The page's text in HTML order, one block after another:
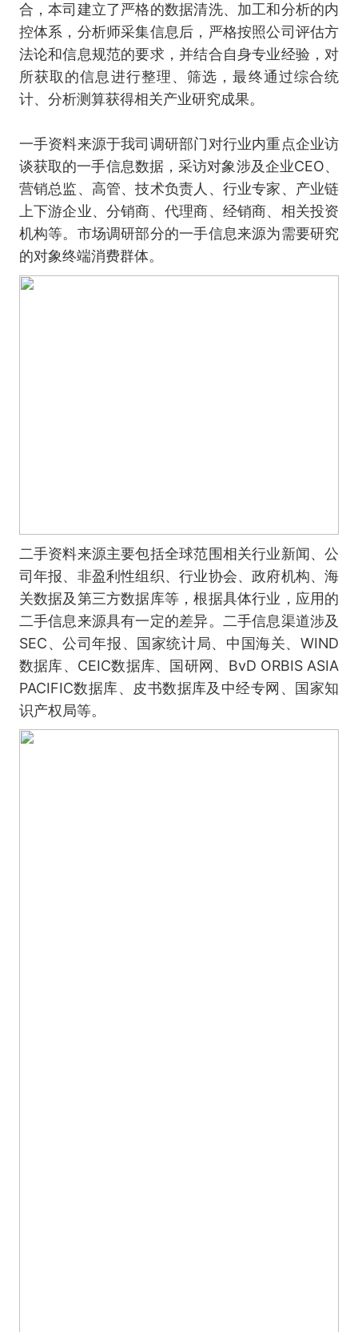
合，本司建立了严格的数据清洗、加工和分析的内
控体系，分析师采集信息后，严格按照公司评估方
法论和信息规范的要求，并结合自身专业经验，对
所获取的信息进行整理、筛选，最终通过综合统
计、分析测算获得相关产业研究成果。
一手资料来源于我司调研部门对行业内重点企业访
谈获取的一手信息数据，采访对象涉及企业CEO、
营销总监、高管、技术负责人、行业专家、产业链
上下游企业、分销商、代理商、经销商、相关投资
机构等。市场调研部分的一手信息来源为需要研究
的对象终端消费群体。
二手资料来源主要包括全球范围相关行业新闻、公
司年报、非盈利性组织、行业协会、政府机构、海
关数据及第三方数据库等，根据具体行业，应用的
二手信息来源具有一定的差异。二手信息渠道涉及
SEC、公司年报、国家统计局、中国海关、WIND
数据库、CEIC数据库、国研网、BvD ORBIS ASIA
PACIFIC数据库、皮书数据库及中经专网、国家知
识产权局等。